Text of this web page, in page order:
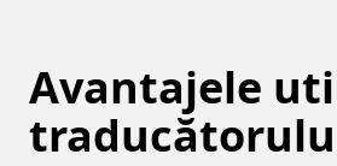
Avantajele